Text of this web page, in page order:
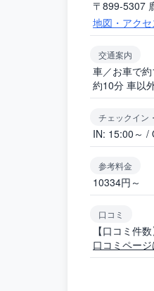
〒899-5307
地図・アク
交通案内
車／お車で
約10分 車以
チェックイン
IN: 15:00～ /
参考料金
10334円～
口コミ
【口コミ件
口コミペー